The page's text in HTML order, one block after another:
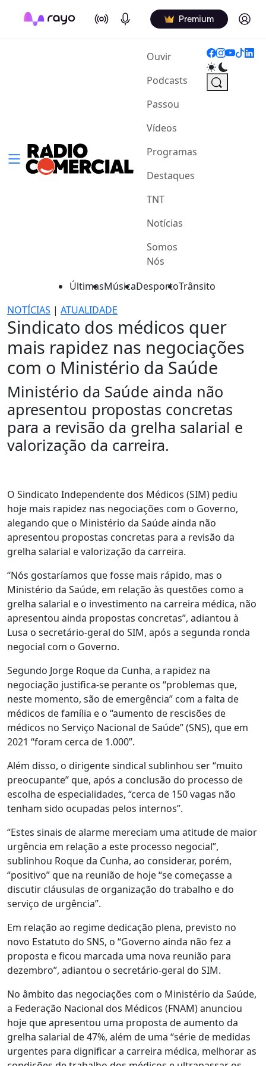
On Air Podcasts Premium Log in
Ouvir(current)
Podcasts
Passou
Vídeos
Programas
Destaques
TNT
Notícias
Somos
Nós
ÚltimasMúsicaDesportoTrânsito
NOTÍCIAS | ATUALIDADE
Sindicato dos médicos quer
mais rapidez nas negociações
com o Ministério da Saúde
Ministério da Saúde ainda não
apresentou propostas concretas
para a revisão da grelha salarial e
valorização da carreira.
O Sindicato Independente dos Médicos (SIM) pediu
hoje mais rapidez nas negociações com o Governo,
alegando que o Ministério da Saúde ainda não
apresentou propostas concretas para a revisão da
grelha salarial e valorização da carreira.
“Nós gostaríamos que fosse mais rápido, mas o
Ministério da Saúde, em relação às questões como a
grelha salarial e o investimento na carreira médica, não
apresentou ainda propostas concretas”, adiantou à
Lusa o secretário-geral do SIM, após a segunda ronda
negocial com o Governo.
Segundo Jorge Roque da Cunha, a rapidez na
negociação justifica-se perante os “problemas que,
neste momento, são de emergência” com a falta de
médicos de família e o “aumento de rescisões de
médicos no Serviço Nacional de Saúde” (SNS), que em
2021 “foram cerca de 1.000”.
Além disso, o dirigente sindical sublinhou ser “muito
preocupante” que, após a conclusão do processo de
escolha de especialidades, “cerca de 150 vagas não
tenham sido ocupadas pelos internos”.
“Estes sinais de alarme mereciam uma atitude de maior
urgência em relação a este processo negocial”,
sublinhou Roque da Cunha, ao considerar, porém,
“positivo” que na reunião de hoje “se começasse a
discutir cláusulas de organização do trabalho e do
serviço de urgência”.
Em relação ao regime dedicação plena, previsto no
novo Estatuto do SNS, o “Governo ainda não fez a
proposta e ficou marcada uma nova reunião para
dezembro”, adiantou o secretário-geral do SIM.
No âmbito das negociações com o Ministério da Saúde,
a Federação Nacional dos Médicos (FNAM) anunciou
hoje que apresentou uma proposta de aumento da
grelha salarial de 47%, além de uma “série de medidas
urgentes para dignificar a carreira médica, melhorar as